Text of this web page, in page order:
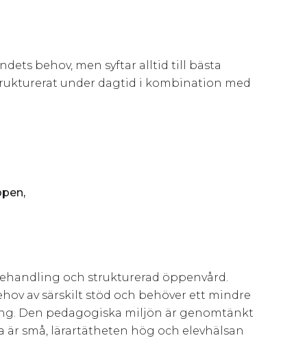
behov, men syftar alltid till bästa
under dagtid i kombination med
och strukturerad öppenvård.
av särskilt stöd och behöver ett mindre
Den pedagogiska miljön är genomtänkt
är små, lärartätheten hög och elevhälsan